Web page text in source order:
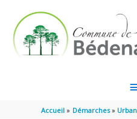
Accueil Démarches